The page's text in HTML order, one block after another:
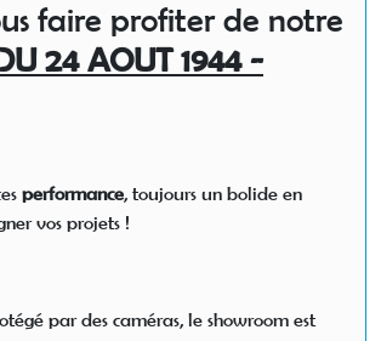
faire profiter de notre
24 AOUT 1944 -
performance, toujours un bolide en
vos projets !
par des caméras, le showroom est